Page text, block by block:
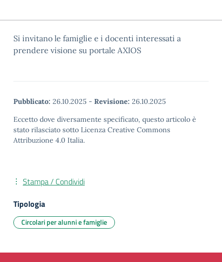
Si invitano le famiglie e i docenti interessati a
prendere visione su portale AXIOS
Pubblicato: 26.10.2025 - Revisione: 26.10.2025
Eccetto dove diversamente specificato, questo articolo è
stato rilasciato sotto Licenza Creative Commons
Attribuzione 4.0 Italia.
Stampa / Condividi
Tipologia
Circolari per alunni e famiglie